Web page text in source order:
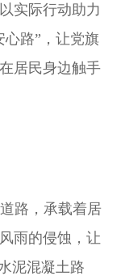
实际行动助力
心路”，让党旗
居民身边触手
路，承载着居
雨的侵蚀，让
泥混凝土路